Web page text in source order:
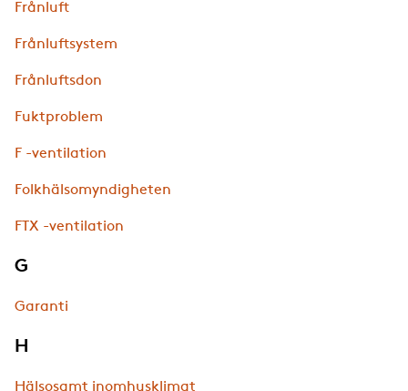
Frånluft
Frånluftsystem
Frånluftsdon
Fuktproblem
F -ventilation
Folkhälsomyndigheten
FTX -ventilation
G
Garanti
H
Hälsosamt inomhusklimat